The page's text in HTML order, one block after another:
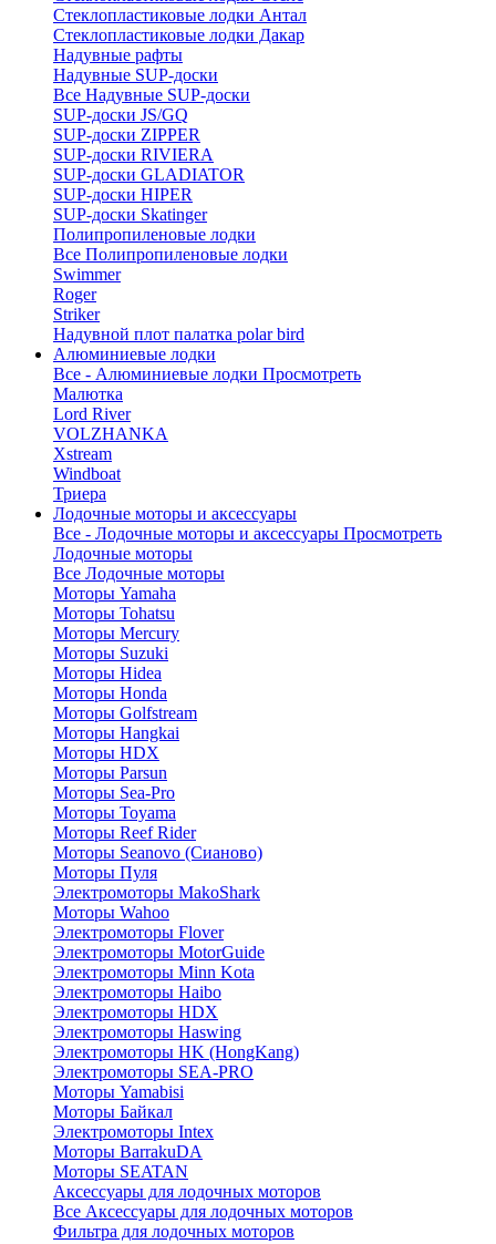
Стеклопластиковые лодки Антал
Стеклопластиковые лодки Дакар
Надувные рафты
Надувные SUP-доски
Все Надувные SUP-доски
SUP-доски JS/GQ
SUP-доски ZIPPER
SUP-доски RIVIERA
SUP-доски GLADIATOR
SUP-доски HIPER
SUP-доски Skatinger
Полипропиленовые лодки
Все Полипропиленовые лодки
Swimmer
Roger
Striker
Надувной плот палатка polar bird
Алюминиевые лодки
Все - Алюминиевые лодки Просмотреть
Малютка
Lord River
VOLZHANKA
Xstream
Windboat
Триера
Лодочные моторы и аксессуары
Все - Лодочные моторы и аксессуары Просмотреть
Лодочные моторы
Все Лодочные моторы
Моторы Yamaha
Моторы Tohatsu
Моторы Mercury
Моторы Suzuki
Моторы Hidea
Моторы Honda
Моторы Golfstream
Моторы Hangkai
Моторы HDX
Моторы Parsun
Моторы Sea-Pro
Моторы Toyama
Моторы Reef Rider
Моторы Seanovo (Сианово)
Моторы Пуля
Электромоторы MakoShark
Моторы Wahoo
Электромоторы Flover
Электромоторы MotorGuide
Электромоторы Minn Kota
Электромоторы Haibo
Электромоторы HDX
Электромоторы Haswing
Электромоторы HK (HongKang)
Электромоторы SEA-PRO
Моторы Yamabisi
Моторы Байкал
Электромоторы Intex
Моторы BarrakuDA
Моторы SEATAN
Аксессуары для лодочных моторов
Все Аксессуары для лодочных моторов
Фильтра для лодочных моторов